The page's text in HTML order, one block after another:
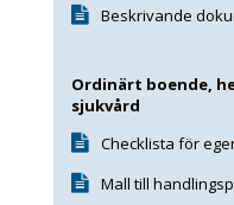
Beskrivande
Ordinärt boende,
sjukvård
Checklista för
Mall till